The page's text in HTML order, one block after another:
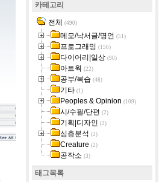
카테고리
전체 (490)
메모/낙서글/명언 (51)
프로그래밍 (156)
다이어리|일상 (90)
아트웍 (22)
공부/복습 (46)
기타 (1)
Peoples & Opinion (109)
시/수필/단편 (2)
기획|디자인 (2)
심층분석 (2)
Creature (2)
공작소 (3)
태그목록